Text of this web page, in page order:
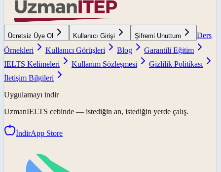
Ücretsiz Üye Ol Kullanıcı Girişi Şifremi Unuttum
Ders
Örnekleri
Kullanıcı Görüşleri Blog
Garantili Eğitim
IELTS Kelimeleri
Kullanım Sözleşmesi
Gizlilik Politikası
İletişim Bilgileri
Uygulamayı indir
UzmanIELTS cebinde — istediğin an, istediğin yerde çalış.
İndirApp Store